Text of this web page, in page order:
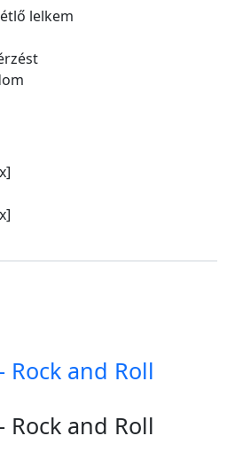
lelkem
Rock and Roll
Rock and Roll